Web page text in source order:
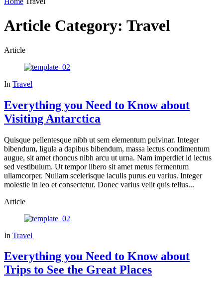
Article Category: Travel
Article
In Travel
Everything you Need to Know about
Visiting Antarctica
Quisque pellentesque nibh ut sem elementum pulvinar. Integer
bibendum, ligula a dapibus bibendum, massa lectus condimentum
augue, sit amet rhoncus nibh arcu ut urna. Nam imperdiet id lectus
sed vestibulum. Ut tempor libero sit amet metus fermentum
ullamcorper. Nullam scelerisque iaculis purus eu varius. Integer
molestie in leo et consectetur. Donec varius velit quis tellus...
Article
In Travel
Everything you Need to Know about
Trips to See the Great Places